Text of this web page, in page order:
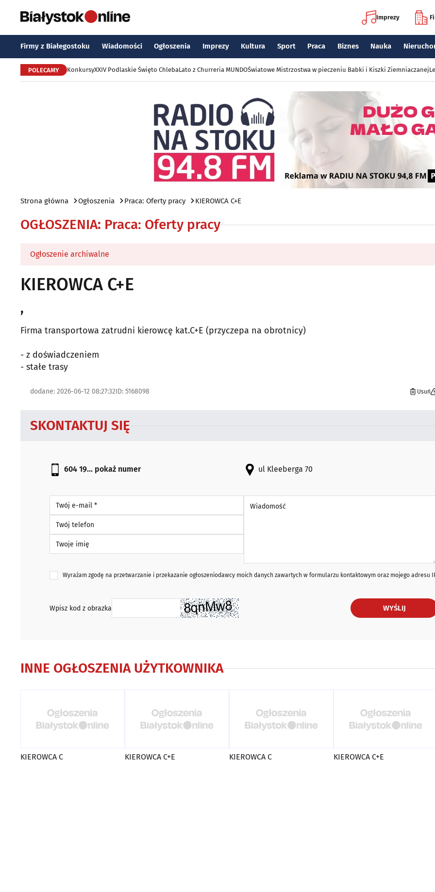
Imprezy
Firmy z Białegostoku Wiadomości Ogłoszenia Imprezy Kultura Sport Praca Biznes Nauka
POLECAMY KonkursyXXIV Podlaskie Święto ChlebaLato z Churreria MUNDOŚwiatowe Mistrzostwa w pieczeniu Babki i Kiszki Ziemniaczanej
Strona główna Ogłoszenia Praca: Oferty pracy KIEROWCA C+E
OGŁOSZENIA: Praca: Oferty pracy
Ogłoszenie archiwalne
KIEROWCA C+E
,
Firma transportowa zatrudni kierowcę kat.C+E (przyczepa na obrotnicy)
- z doświadczeniem
- stałe trasy
dodane: 2026-06-12 08:27:32ID: 5168098 Usuń
SKONTAKTUJ SIĘ
604 19... pokaż numer ul Kleeberga 70
Wyrażam zgodę na przetwarzanie i przekazanie ogłoszeniodawcy moich danych zawartych w formularzu kontaktowym oraz mojego adresu
Wpisz kod z obrazka WYŚLIJ
INNE OGŁOSZENIA UŻYTKOWNIKA
KIEROWCA C KIEROWCA C+E KIEROWCA C KIEROWCA C+E